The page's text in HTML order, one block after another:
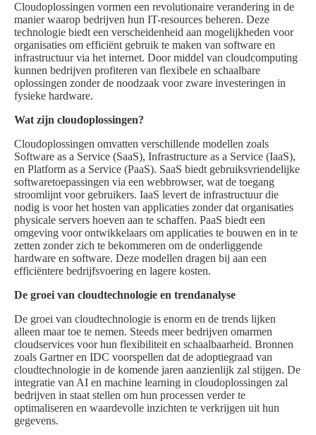
Cloudoplossingen vormen een revolutionaire verandering in de
manier waarop bedrijven hun IT-resources beheren. Deze
technologie biedt een verscheidenheid aan mogelijkheden voor
organisaties om efficiënt gebruik te maken van software en
infrastructuur via het internet. Door middel van cloudcomputing
kunnen bedrijven profiteren van flexibele en schaalbare
oplossingen zonder de noodzaak voor zware investeringen in
fysieke hardware.
Wat zijn cloudoplossingen?
Cloudoplossingen omvatten verschillende modellen zoals
Software as a Service (SaaS), Infrastructure as a Service (IaaS),
en Platform as a Service (PaaS). SaaS biedt gebruiksvriendelijke
softwaretoepassingen via een webbrowser, wat de toegang
stroomlijnt voor gebruikers. IaaS levert de infrastructuur die
nodig is voor het hosten van applicaties zonder dat organisaties
physicale servers hoeven aan te schaffen. PaaS biedt een
omgeving voor ontwikkelaars om applicaties te bouwen en in te
zetten zonder zich te bekommeren om de onderliggende
hardware en software. Deze modellen dragen bij aan een
efficiëntere bedrijfsvoering en lagere kosten.
De groei van cloudtechnologie en trendanalyse
De groei van cloudtechnologie is enorm en de trends lijken
alleen maar toe te nemen. Steeds meer bedrijven omarmen
cloudservices voor hun flexibiliteit en schaalbaarheid. Bronnen
zoals Gartner en IDC voorspellen dat de adoptiegraad van
cloudtechnologie in de komende jaren aanzienlijk zal stijgen. De
integratie van AI en machine learning in cloudoplossingen zal
bedrijven in staat stellen om hun processen verder te
optimaliseren en waardevolle inzichten te verkrijgen uit hun
gegevens.